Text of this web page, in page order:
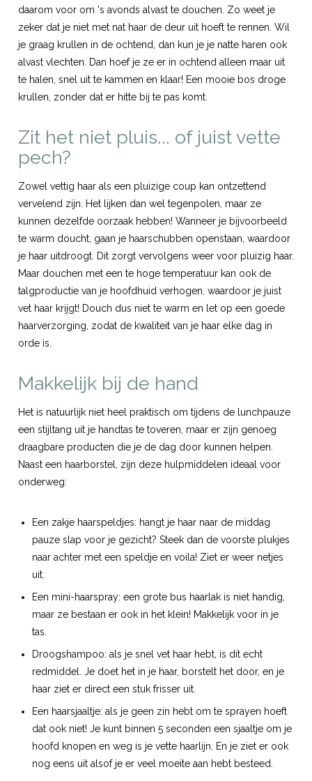
daarom voor om 's avonds alvast te douchen. Zo weet je
zeker dat je niet met nat haar de deur uit hoeft te rennen. Wil
je graag krullen in de ochtend, dan kun je je natte haren ook
alvast vlechten. Dan hoef je ze er in ochtend alleen maar uit
te halen, snel uit te kammen en klaar! Een mooie bos droge
krullen, zonder dat er hitte bij te pas komt.
Zit het niet pluis... of juist vette
pech?
Zowel vettig haar als een pluizige coup kan ontzettend
vervelend zijn. Het lijken dan wel tegenpolen, maar ze
kunnen dezelfde oorzaak hebben! Wanneer je bijvoorbeeld
te warm doucht, gaan je haarschubben openstaan, waardoor
je haar uitdroogt. Dit zorgt vervolgens weer voor pluizig haar.
Maar douchen met een te hoge temperatuur kan ook de
talgproductie van je hoofdhuid verhogen, waardoor je juist
vet haar krijgt! Douch dus niet te warm en let op een goede
haarverzorging, zodat de kwaliteit van je haar elke dag in
orde is.
Makkelijk bij de hand
Het is natuurlijk niet heel praktisch om tijdens de lunchpauze
een stijltang uit je handtas te toveren, maar er zijn genoeg
draagbare producten die je de dag door kunnen helpen.
Naast een haarborstel, zijn deze hulpmiddelen ideaal voor
onderweg:
Een zakje haarspeldjes: hangt je haar naar de middag
pauze slap voor je gezicht? Steek dan de voorste plukjes
naar achter met een speldje en voila! Ziet er weer netjes
uit.
Een mini-haarspray: een grote bus haarlak is niet handig,
maar ze bestaan er ook in het klein! Makkelijk voor in je
tas.
Droogshampoo: als je snel vet haar hebt, is dit echt
redmiddel. Je doet het in je haar, borstelt het door, en je
haar ziet er direct een stuk frisser uit.
Een haarsjaaltje: als je geen zin hebt om te sprayen hoeft
dat ook niet! Je kunt binnen 5 seconden een sjaaltje om je
hoofd knopen en weg is je vette haarlijn. En je ziet er ook
nog eens uit alsof je er veel moeite aan hebt besteed.